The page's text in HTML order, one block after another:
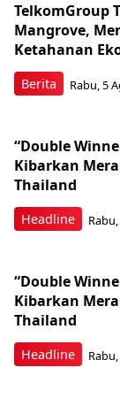
Berita
TelkomGroup
Mangrove,
Ketahanan
Rabu, 5
Headline
“Double
Kibarkan
Thailand
Headline
“Double
Kibarkan
Thailand